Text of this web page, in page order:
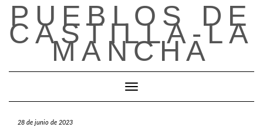
Saltar
contenido
PUEBLOS DE
CASTILLA-LA
MANCHA
Cambiar modo de navegación
28 de junio de 2023